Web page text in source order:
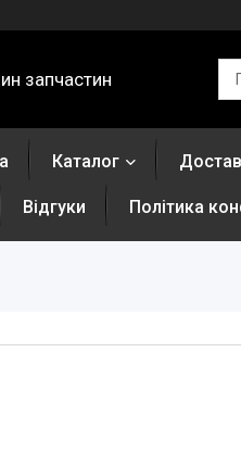
запчастин
Каталог
Відгуки Політика